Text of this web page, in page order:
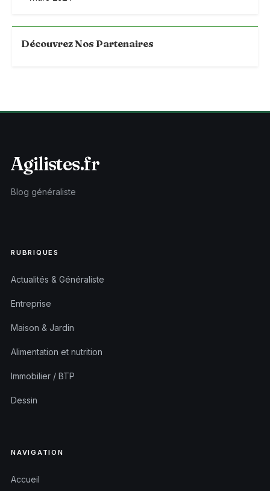
Découvrez Nos Partenaires
Agilistes.fr
Blog généraliste
RUBRIQUES
Actualités & Généraliste
Entreprise
Maison & Jardin
Alimentation et nutrition
Immobilier / BTP
Dessin
NAVIGATION
Accueil